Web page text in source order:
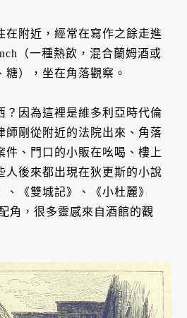
在附近，經常在寫作之餘走進
（一種熱飲，混合蘭姆酒或
糖），坐在角落觀察。
？因為這裡是維多利亞時代倫
師剛從附近的法院出來、角落
件、門口的小販在吆喝、樓上
人後來都出現在狄更斯的小說
《雙城記》、《小杜麗》
，很多靈感來自酒館的觀